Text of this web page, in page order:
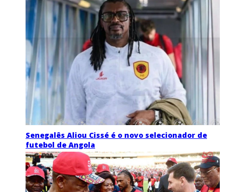
Senegalês Aliou Cissé é o novo selecionador de
futebol de Angola